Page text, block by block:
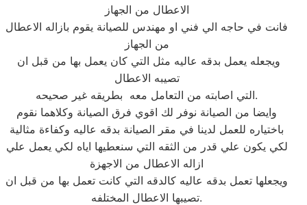
الاعطال من الجهاز
فانت في حاجه الي فني او مهندس للصيانة يقوم بازاله الاعطال
من الجهاز
تصيبه الاعطال
التي اصابته من التعامل معه بطريقه غير صحيحه.
وايضا من الصيانة نوفر لك اقوي فرق الصيانة وكلاهما نقوم
باختياره للعمل لدينا في مقر الصيانة بدقه عاليه وكفاءة مثالية
لكي يكون علي قدر من الثقه التي سنعطيها اياه لكي يعمل علي
ازاله الاعطال من الاجهزة
ويجعلها تعمل بدقه عاليه كالدقه التي كانت تعمل بها من قبل ان
تصيبها الاعطال المختلفه.